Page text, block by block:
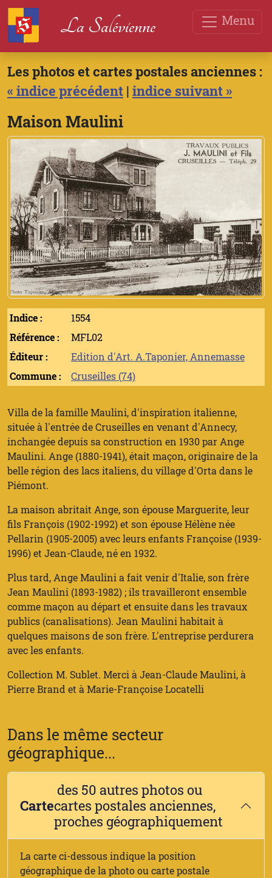
Menu
La Salévienne
Les photos et cartes postales anciennes :
« indice précédent | indice suivant »
Maison Maulini
Indice :
1554
Référence :
MFL02
Éditeur :
Edition d'Art. A.Taponier, Annemasse
Commune :
Cruseilles (74)
Villa de la famille Maulini, d'inspiration italienne,
située à l'entrée de Cruseilles en venant d'Annecy,
inchangée depuis sa construction en 1930 par Ange
Maulini. Ange (1880-1941), était maçon, originaire de la
belle région des lacs italiens, du village d'Orta dans le
Piémont.
La maison abritait Ange, son épouse Marguerite, leur
fils François (1902-1992) et son épouse Hélène née
Pellarin (1905-2005) avec leurs enfants Françoise (1939-
1996) et Jean-Claude, né en 1932.
Plus tard, Ange Maulini a fait venir d'Italie, son frère
Jean Maulini (1893-1982) ; ils travailleront ensemble
comme maçon au départ et ensuite dans les travaux
publics (canalisations). Jean Maulini habitait à
quelques maisons de son frère. L'entreprise perdurera
avec les enfants.
Collection M. Sublet. Merci à Jean-Claude Maulini, à
Pierre Brand et à Marie-Françoise Locatelli
Dans le même secteur
géographique...
Carte
des 50 autres photos ou
cartes postales anciennes,
proches géographiquement
La carte ci-dessous indique la position
géographique de la photo ou carte postale